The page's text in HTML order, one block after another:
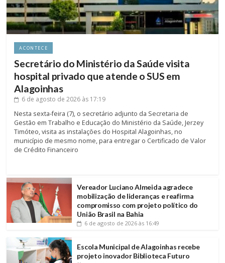
ACONTECE
Secretário do Ministério da Saúde visita
hospital privado que atende o SUS em
Alagoinhas
6 de agosto de 2026 às 17:19
Nesta sexta-feira (7), o secretário adjunto da Secretaria de
Gestão em Trabalho e Educação do Ministério da Saúde, Jerzey
Timóteo, visita as instalações do Hospital Alagoinhas, no
município de mesmo nome, para entregar o Certificado de Valor
de Crédito Financeiro
Vereador Luciano Almeida agradece
mobilização de lideranças e reafirma
compromisso com projeto político do
União Brasil na Bahia
6 de agosto de 2026 às 16:49
Escola Municipal de Alagoinhas recebe
projeto inovador Biblioteca Futuro